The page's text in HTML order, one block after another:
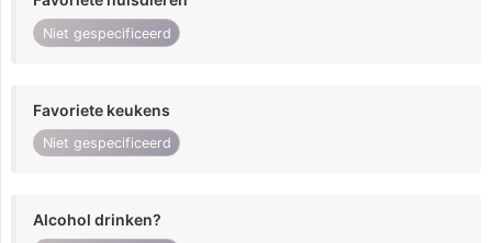
Niet gespecificeerd
Favoriete keukens
Niet gespecificeerd
Alcohol drinken?